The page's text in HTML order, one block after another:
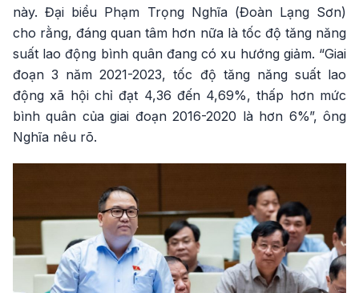
này. Đại biểu Phạm Trọng Nghĩa (Đoàn Lạng Sơn)
cho rằng, đáng quan tâm hơn nữa là tốc độ tăng năng
suất lao động bình quân đang có xu hướng giảm. “Giai
đoạn 3 năm 2021-2023, tốc độ tăng năng suất lao
động xã hội chỉ đạt 4,36 đến 4,69%, thấp hơn mức
bình quân của giai đoạn 2016-2020 là hơn 6%”, ông
Nghĩa nêu rõ.